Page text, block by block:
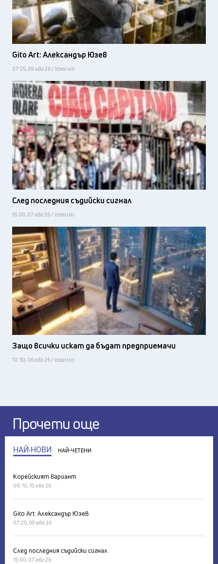
Gito Art: Александър Юзев
07:25, 09 авг 26 / Idealisti
След последния съдийски сигнал
15:00, 07 авг 26 / Idealisti
Защо всички искат да бъдат предприемачи
10:30, 06 авг 26 / Idealisti
Прочети още
НАЙ-НОВИ НАЙ-ЧЕТЕНИ
Корейският вариант
08:10, 10 авг 26
Gito Art: Александър Юзев
07:25, 09 авг 26
След последния съдийски сигнал
15:00, 07 авг 26